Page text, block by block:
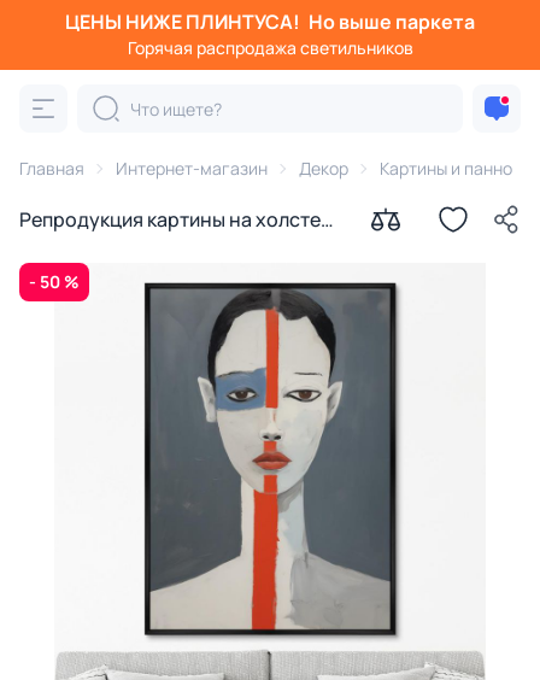
ЦЕНЫ НИЖЕ ПЛИНТУСА! Но выше паркета
Горячая распродажа светильников
Главная Интернет-магазин Декор Картины и панно
Репродукция картины на холсте
- 50 %